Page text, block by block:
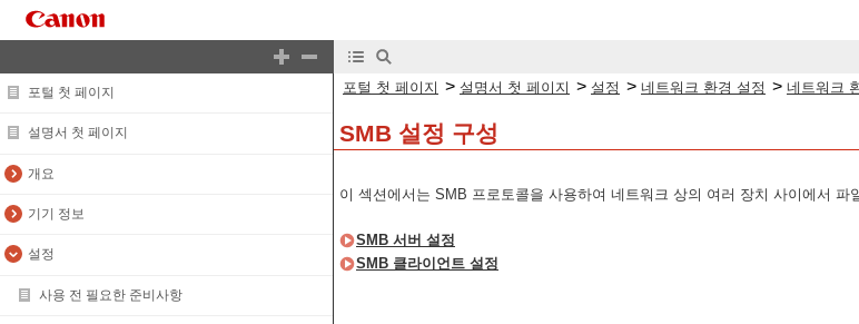
포털 첫 페이지
설명서 첫 페이지
개요
기기 정보
설정
사용 전 필요한 준비사항
포털 첫 페이지 > 설명서 첫 페이지 > 설정 > 네트워크 환경 설정 > 네트워크
SMB 설정 구성
이 섹션에서는 SMB 프로토콜을 사용하여 네트워크 상의 여러 장치 사이에서
SMB 서버 설정
SMB 클라이언트 설정